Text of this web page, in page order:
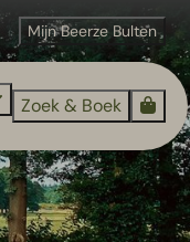
Mijn Beerze Bulten
Zoek & Boek